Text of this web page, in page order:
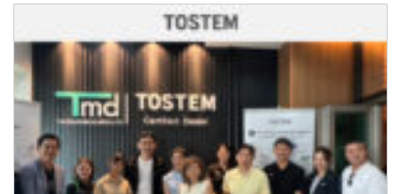
เคลื่อนกลยุทธ์ลุยตลาด Commercial & Renovation